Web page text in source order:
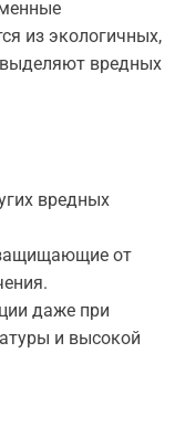
из экологичных,
вредных
вредных
от
даже при
и высокой